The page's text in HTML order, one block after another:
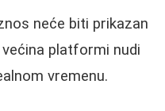
neće biti prikazan
platformi nudi
vremenu.